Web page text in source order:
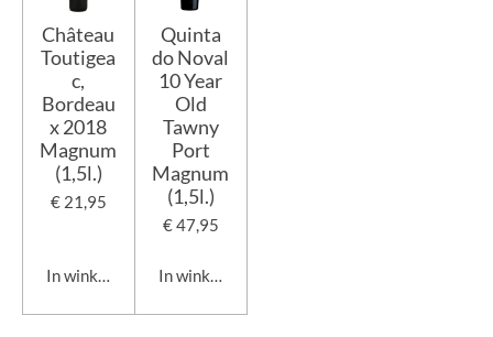
Château
Toutigea
c,
Bordeau
x 2018
Magnum
(1,5l.)
€ 21,95
In winkelwagen
Quinta
do Noval
10 Year
Old
Tawny
Port
Magnum
(1,5l.)
€ 47,95
In winkelwagen